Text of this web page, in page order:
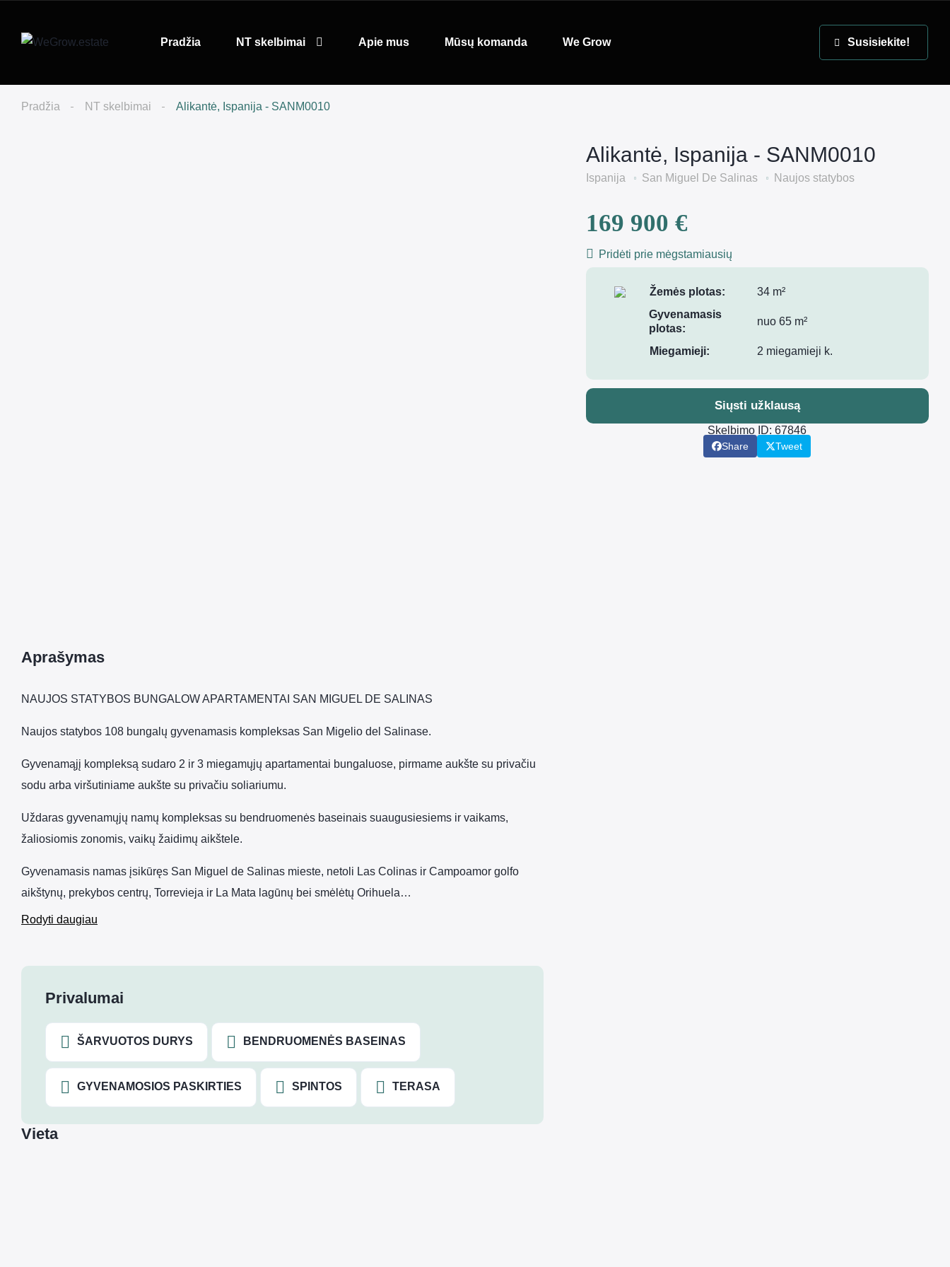
Pradžia NT skelbimai Apie mus Mūsų komanda We Grow Susisiekite!
Pradžia NT skelbimai Alikantė, Ispanija - SANM0010
Aprašymas
NAUJOS STATYBOS BUNGALOW APARTAMENTAI SAN MIGUEL DE SALINAS
Naujos statybos 108 bungalų gyvenamasis kompleksas San Migelio del Salinase.
Gyvenamąjį kompleksą sudaro 2 ir 3 miegamųjų apartamentai bungaluose, pirmame aukšte su privačiu
sodu arba viršutiniame aukšte su privačiu soliariumu.
Uždaras gyvenamųjų namų kompleksas su bendruomenės baseinais suaugusiesiems ir vaikams,
žaliosiomis zonomis, vaikų žaidimų aikštele.
Gyvenamasis namas įsikūręs San Miguel de Salinas mieste, netoli Las Colinas ir Campoamor golfo
aikštynų, prekybos centrų, Torrevieja ir La Mata lagūnų bei smėlėtų Orihuela…
Rodyti daugiau
Privalumai
ŠARVUOTOS DURYS BENDRUOMENĖS BASEINAS
GYVENAMOSIOS PASKIRTIES SPINTOS TERASA
Vieta
Alikantė, Ispanija - SANM0010
Ispanija San Miguel De Salinas Naujos statybos
169 900 €
Pridėti prie mėgstamiausių
Žemės plotas:
34 m²
Gyvenamasis
plotas:
nuo 65 m²
Miegamieji: 2 miegamieji k.
Siųsti užklausą
Skelbimo ID: 67846
Share Tweet